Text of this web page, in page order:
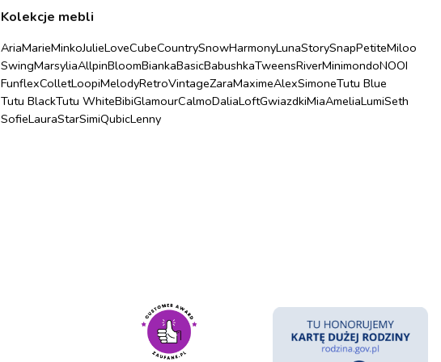
Kolekcje mebli
AriaMarieMinkoJulieLoveCubeCountrySnowHarmonyLunaStorySnapPetiteMiloo
SwingMarsyliaAllpinBloomBiankaBasicBabushkaTweensRiverMinimondoNOOI
FunflexColletLoopiMelodyRetroVintageZaraMaximeAlexSimoneTutu Blue
Tutu BlackTutu WhiteBibiGlamourCalmoDaliaLoftGwiazdkiMiaAmeliaLumiSeth
SofieLauraStarSimiQubicLenny